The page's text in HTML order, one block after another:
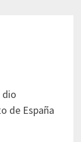
dio
de España